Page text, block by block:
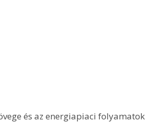
és az energiapiaci folyamatok